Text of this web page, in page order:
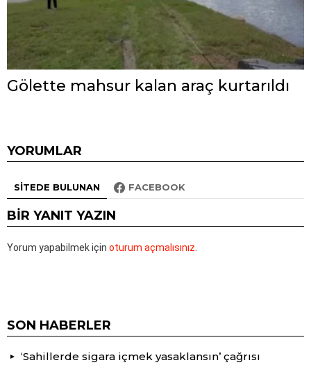
Gölette mahsur kalan araç kurtarıldı
YORUMLAR
SITEDE BULUNAN FACEBOOK
BIR YANIT YAZIN
Yorum yapabilmek için oturum açmalısınız
SON HABERLER
‘Sahillerde sigara içmek yasaklansın’ çağrısı